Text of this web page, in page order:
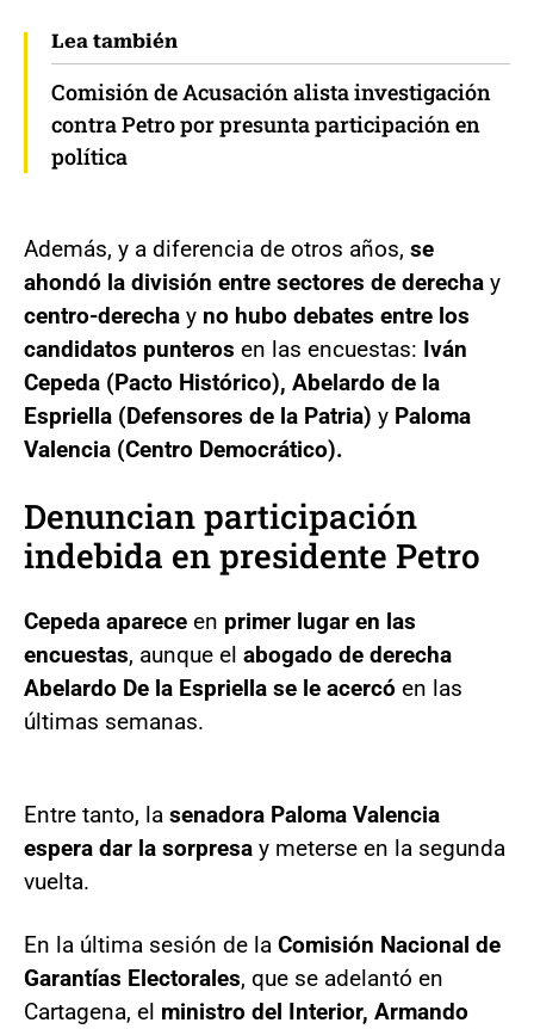
Lea también
Comisión de Acusación alista investigación
contra Petro por presunta participación en
política
Además, y a diferencia de otros años, se
ahondó la división entre sectores de derecha y
centro-derecha y no hubo debates entre los
candidatos punteros en las encuestas: Iván
Cepeda (Pacto Histórico), Abelardo de la
Espriella (Defensores de la Patria) y Paloma
Valencia (Centro Democrático).
Denuncian participación
indebida en presidente Petro
Cepeda aparece en primer lugar en las
encuestas, aunque el abogado de derecha
Abelardo De la Espriella se le acercó en las
últimas semanas.
Entre tanto, la senadora Paloma Valencia
espera dar la sorpresa y meterse en la segunda
vuelta.
En la última sesión de la Comisión Nacional de
Garantías Electorales, que se adelantó en
Cartagena, el ministro del Interior, Armando